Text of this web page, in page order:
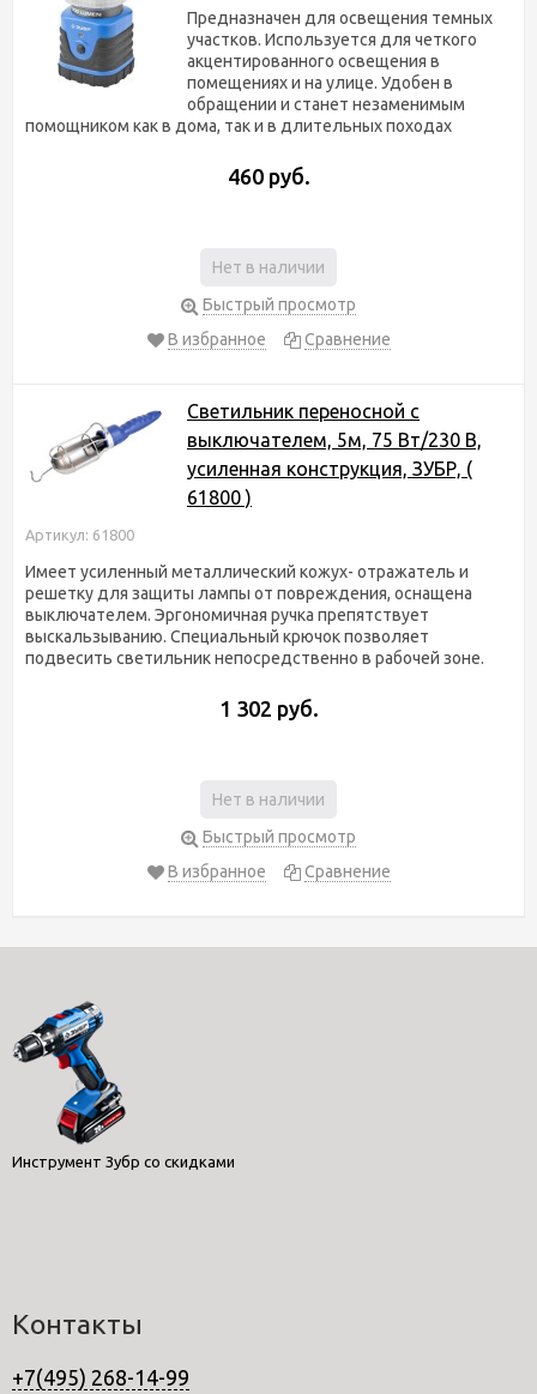
Предназначен для освещения темных
участков. Используется для четкого
акцентированного освещения в
помещениях и на улице. Удобен в
обращении и станет незаменимым
помощником как в дома, так и в длительных походах
460 руб.
Нет в наличии
Быстрый просмотр
В избранное
Сравнение
Светильник переносной с
выключателем, 5м, 75 Вт/230 В,
усиленная конструкция, ЗУБР, (
61800 )
Артикул: 61800
Имеет усиленный металлический кожух- отражатель и
решетку для защиты лампы от повреждения, оснащена
выключателем. Эргономичная ручка препятствует
выскальзыванию. Специальный крючок позволяет
подвесить светильник непосредственно в рабочей зоне.
1 302 руб.
Нет в наличии
Быстрый просмотр
В избранное
Сравнение
Инструмент Зубр со скидками
Контакты
+7(495) 268-14-99